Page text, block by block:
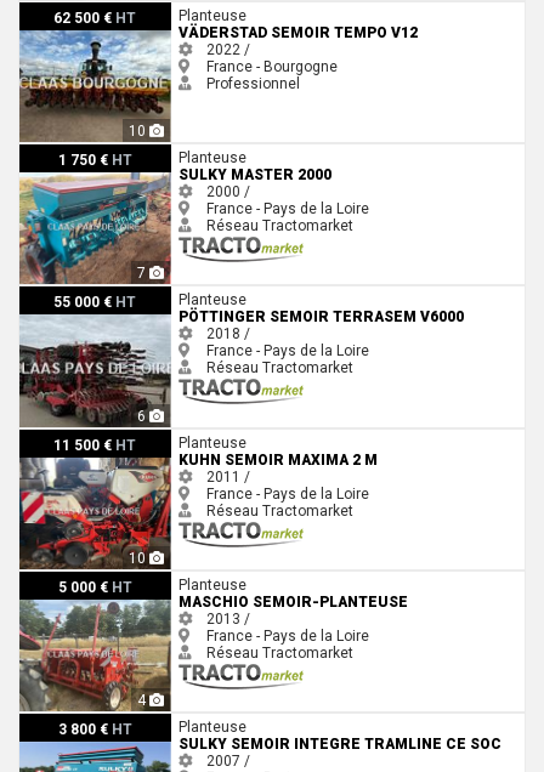
62 500 € HT
10
Väderstad SEMOIR TEMPO V12
Planteuse
VÄDERSTAD SEMOIR TEMPO V12
2022 /
France - Bourgogne
Professionnel
1 750 € HT
7
Sulky MASTER 2000
Planteuse
SULKY MASTER 2000
2000 /
France - Pays de la Loire
Réseau Tractomarket
55 000 € HT
6
Pöttinger SEMOIR TERRASEM V6000
Planteuse
PÖTTINGER SEMOIR TERRASEM V6000
2018 /
France - Pays de la Loire
Réseau Tractomarket
11 500 € HT
10
Kuhn SEMOIR MAXIMA 2 MPlanteuse
KUHN SEMOIR MAXIMA 2 M
2011 /
France - Pays de la Loire
Réseau Tractomarket
5 000 € HT
4
Maschio SEMOIR-PLANTEUSE
Planteuse
MASCHIO SEMOIR-PLANTEUSE
2013 /
France - Pays de la Loire
Réseau Tractomarket
3 800 € HT
Sulky SEMOIR INTEGRE TRAMLINE CE SOC
Planteuse
SULKY SEMOIR INTEGRE TRAMLINE CE SOC
2007 /